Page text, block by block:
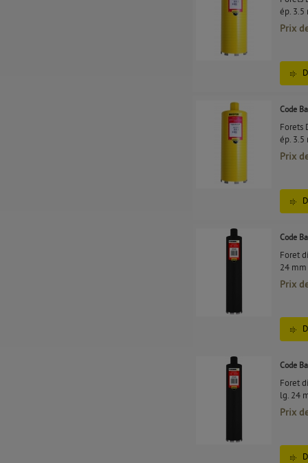
ép. 3.5
Prix
Code
Forets
ép. 3.5
Prix
Code
Foret
24
Prix
Code
Foret
lg. 24
Prix